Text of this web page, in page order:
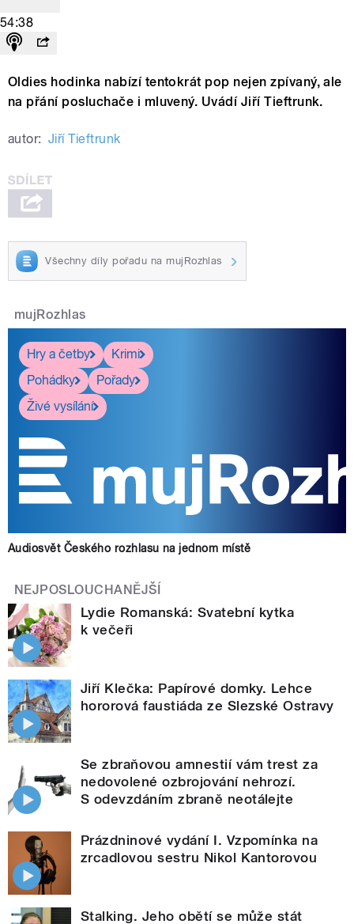
54:38
Oldies hodinka nabízí tentokrát pop nejen zpívaný, ale
na přání posluchače i mluvený. Uvádí Jiří Tieftrunk.
autor: Jiří Tieftrunk
Všechny díly pořadu na mujRozhlas
mujRozhlas
Hry a četby
Krimi
Pohádky
Pořady
Živé vysílání
Audiosvět Českého rozhlasu na jednom místě
NEJPOSLOUCHANĚJŠÍ
Lydie Romanská: Svatební kytka
k večeři
Jiří Klečka: Papírové domky. Lehce
hororová faustiáda ze Slezské Ostravy
Se zbraňovou amnestií vám trest za
nedovolené ozbrojování nehrozí.
S odevzdáním zbraně neotálejte
Prázdninové vydání I. Vzpomínka na
zrcadlovou sestru Nikol Kantorovou
Stalking. Jeho obětí se může stát